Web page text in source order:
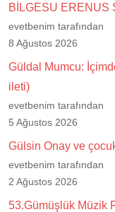
BİLGESU ERENUS
evetbenim tarafından
8 Ağustos 2026
Güldal Mumcu:
ileti)
evetbenim tarafından
5 Ağustos 2026
Gülsin Onay ve
evetbenim tarafından
2 Ağustos 2026
53.Gümüşlük Müzik